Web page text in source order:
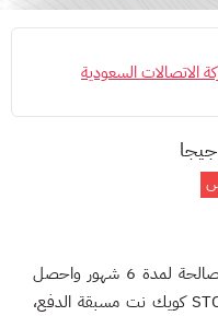
الاتصالات السعودية
احصل
،